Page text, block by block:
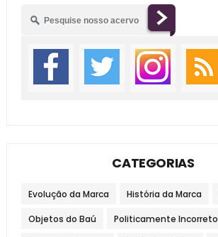
CATEGORIAS
Evolução da Marca História da Marca
Objetos do Baú Politicamente Incorreto